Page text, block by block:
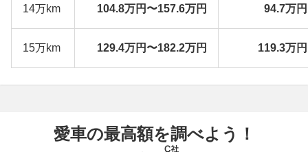
14万km 104.8万円〜157.6万円 94.7万
15万km 129.4万円〜182.2万円 119.3万
愛車の最高額を調べよう！